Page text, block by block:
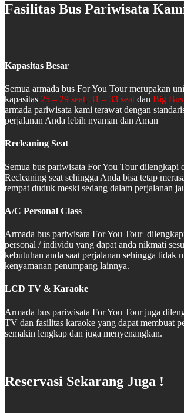
Fasilitas Bus Pariwisata
Kapasitas Besar
Semua armada bus For You Tour merupakan
kapasitas 25 – 29 seat, 31 – 33 seat dan Big Bus
armada pariwisata kami terawat dengan
perjalanan Anda lebih nyaman dan Aman
Recleaning Seat
Semua bus pariwisata For You Tour dilengkapi
Recleaning seat sehingga Anda bisa tetap
tempat duduk meski sedang dalam perjalanan
A/C Personal Class
Armada bus pariwisata For You Tour
personal / individu yang dapat anda nikmati
kebutuhan anda saat perjalanan sehingga tidak
kenyamanan penumpang lainnya.
LCD TV & Karaoke
Armada bus pariwisata For You Tour juga
TV dan fasilitas karaoke yang dapat membuat
semakin lengkap dan juga menyenangkan.
Reservasi Sekarang Juga !